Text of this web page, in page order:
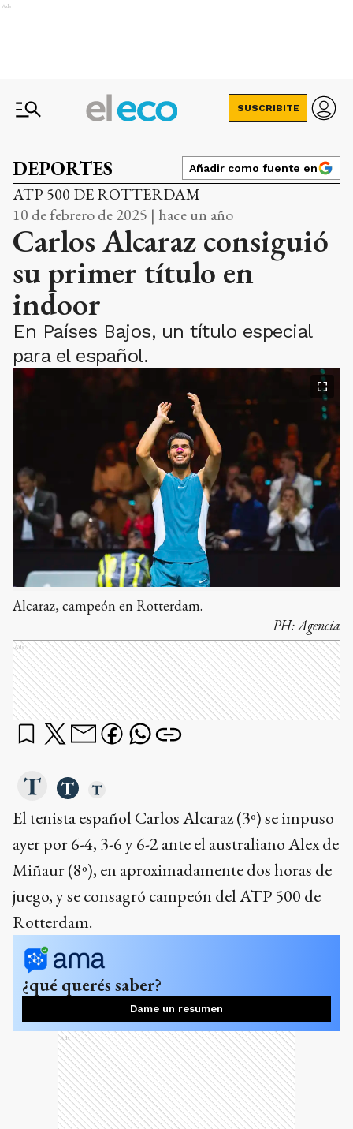
Ads
SUSCRIBITE
DEPORTES Añadir como fuente en
ATP 500 DE ROTTERDAM
10 de febrero de 2025 | hace un año
Carlos Alcaraz consiguió
su primer título en
indoor
En Países Bajos, un título especial
para el español.
Alcaraz, campeón en Rotterdam.
PH:Agencia
Ads
El tenista español Carlos Alcaraz (3º) se impuso
ayer por 6-4, 3-6 y 6-2 ante el australiano Alex de
Miñaur (8º), en aproximadamente dos horas de
juego, y se consagró campeón del ATP 500 de
Rotterdam.
¿qué querés saber?
Dame un resumen
Ads